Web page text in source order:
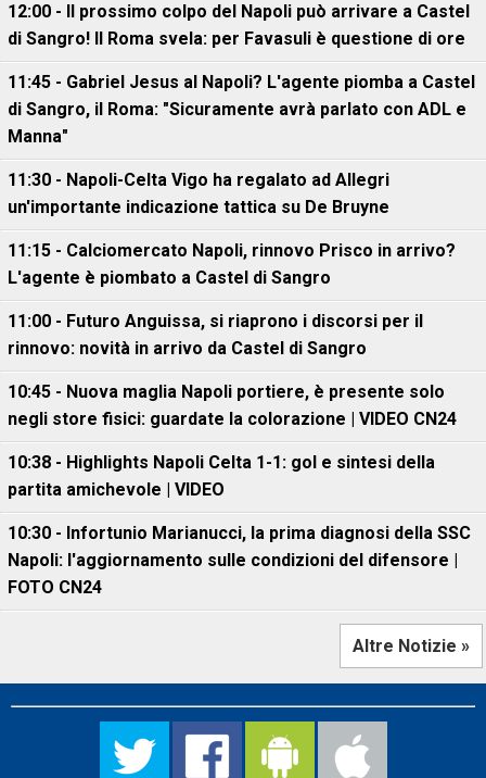
12:00 - Il prossimo colpo del Napoli può arrivare a Castel
di Sangro! Il Roma svela: per Favasuli è questione di ore
11:45 - Gabriel Jesus al Napoli? L'agente piomba a Castel
di Sangro, il Roma: "Sicuramente avrà parlato con ADL e
Manna"
11:30 - Napoli-Celta Vigo ha regalato ad Allegri
un'importante indicazione tattica su De Bruyne
11:15 - Calciomercato Napoli, rinnovo Prisco in arrivo?
L'agente è piombato a Castel di Sangro
11:00 - Futuro Anguissa, si riaprono i discorsi per il
rinnovo: novità in arrivo da Castel di Sangro
10:45 - Nuova maglia Napoli portiere, è presente solo
negli store fisici: guardate la colorazione | VIDEO CN24
10:38 - Highlights Napoli Celta 1-1: gol e sintesi della
partita amichevole | VIDEO
10:30 - Infortunio Marianucci, la prima diagnosi della SSC
Napoli: l'aggiornamento sulle condizioni del difensore |
FOTO CN24
Altre Notizie »